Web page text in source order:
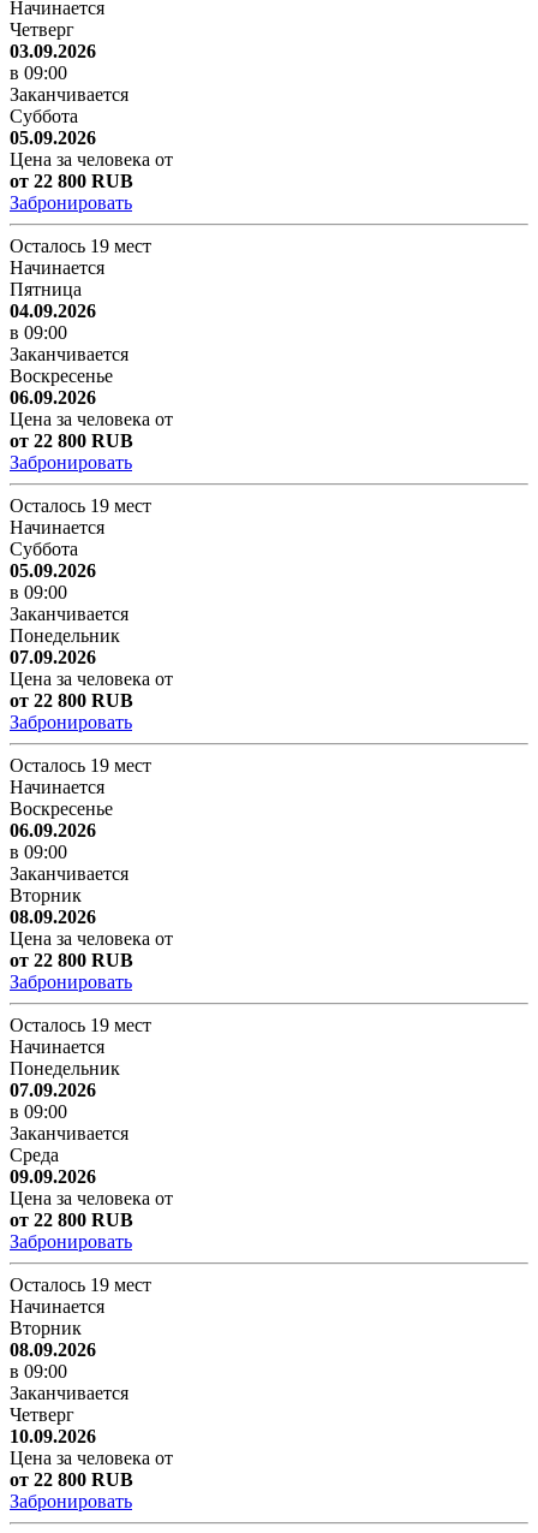
Начинается
Четверг
03.09.2026
в 09:00
Заканчивается
Суббота
05.09.2026
Цена за человека от
от 22 800 RUB
Забронировать
Осталось 19 мест
Начинается
Пятница
04.09.2026
в 09:00
Заканчивается
Воскресенье
06.09.2026
Цена за человека от
от 22 800 RUB
Забронировать
Осталось 19 мест
Начинается
Суббота
05.09.2026
в 09:00
Заканчивается
Понедельник
07.09.2026
Цена за человека от
от 22 800 RUB
Забронировать
Осталось 19 мест
Начинается
Воскресенье
06.09.2026
в 09:00
Заканчивается
Вторник
08.09.2026
Цена за человека от
от 22 800 RUB
Забронировать
Осталось 19 мест
Начинается
Понедельник
07.09.2026
в 09:00
Заканчивается
Среда
09.09.2026
Цена за человека от
от 22 800 RUB
Забронировать
Осталось 19 мест
Начинается
Вторник
08.09.2026
в 09:00
Заканчивается
Четверг
10.09.2026
Цена за человека от
от 22 800 RUB
Забронировать